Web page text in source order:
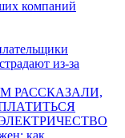
компаний
из-за
РАССКАЗАЛИ,